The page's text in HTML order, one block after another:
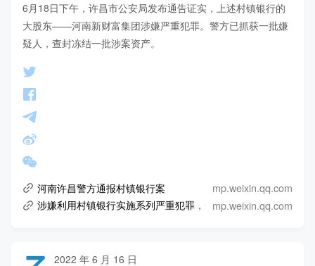
6月18日下午，许昌市公安局发布通告证实，上述村镇银行的
大股东——河南新财富集团涉嫌严重犯罪。警方已抓获一批嫌
疑人，查封冻结一批涉案资产。
河南许昌警方通报村镇银行案 mp.weixin.qq.com
涉嫌利用村镇银行实施系列严重犯罪，一批犯罪嫌疑人被抓！
mp.weixin.qq.com
2022 年 6 月 16 日